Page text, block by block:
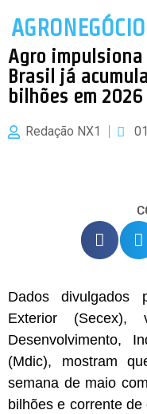
AGRONEGÓCIO
Agro
Brasil já
bilhões em 2026
Redação NX1
Dados divulgados
Exterior (Secex),
Desenvolvimento,
(Mdic), mostram
semana de maio
bilhões e corrente